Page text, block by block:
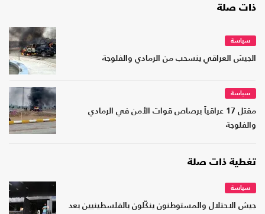
ذات صلة
سياسة
الجيش العراقي ينسحب من الرمادي والفلوجة
سياسة
مقتل 17 عراقياً برصاص قوات الأمن في الرمادي
والفلوجة
تغطية ذات صلة
سياسة
جيش الاحتلال والمستوطنون ينكّلون بالفلسطينيين بعد